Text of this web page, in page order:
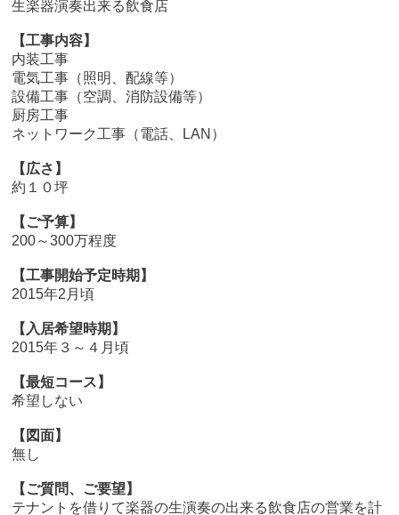
生楽器演奏出来る飲食店
【工事内容】
内装工事
電気工事（照明、配線等）
設備工事（空調、消防設備等）
厨房工事
ネットワーク工事（電話、LAN）
【広さ】
約１０坪
【ご予算】
200～300万程度
【工事開始予定時期】
2015年2月頃
【入居希望時期】
2015年３～４月頃
【最短コース】
希望しない
【図面】
無し
【ご質問、ご要望】
テナントを借りて楽器の生演奏の出来る飲食店の営業を計